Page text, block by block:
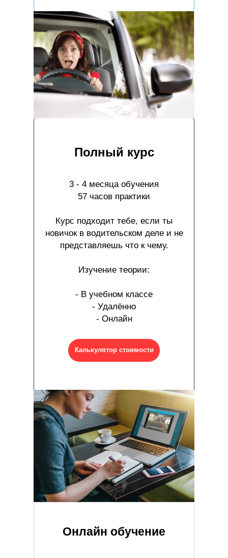
Полный курс
3 - 4 месяца обучения
57 часов практики
Курс подходит тебе, если ты
новичок в водительском деле и не
представляешь что к чему.
Изучение теории:
- В учебном классе
- Удалённо
- Онлайн
Онлайн обучение
Калькулятор стоимости